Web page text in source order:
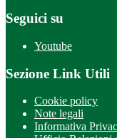
Seguici su
Youtube
Sezione Link Utili
Cookie policy
Note legali
Informativa